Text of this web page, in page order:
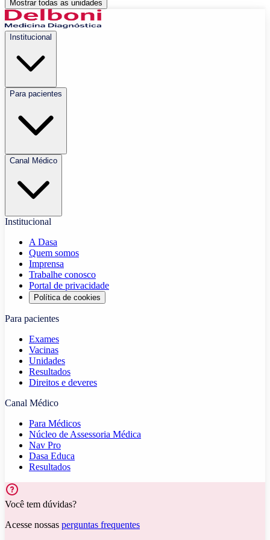
Mostrar todas as unidades
Institucional
Para pacientes
Canal Médico
Institucional
A Dasa
Quem somos
Imprensa
Trabalhe conosco
Portal de privacidade
Política de cookies
Para pacientes
Exames
Vacinas
Unidades
Resultados
Direitos e deveres
Canal Médico
Para Médicos
Núcleo de Assessoria Médica
Nav Pro
Dasa Educa
Resultados
Você tem dúvidas?
Acesse nossas perguntas frequentes